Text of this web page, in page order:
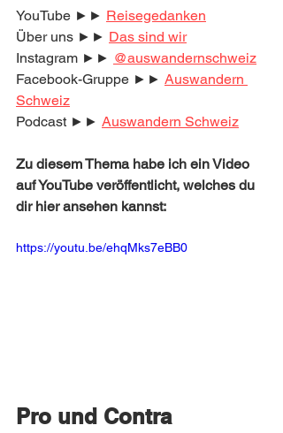
YouTube ►► Reisegedanken
Über uns ►► Das sind wir
Instagram ►► @auswandernschweiz
Facebook-Gruppe ►► Auswandern
Schweiz
Podcast ►► Auswandern Schweiz
Zu diesem Thema habe ich ein Video
auf YouTube veröffentlicht, welches du
dir hier ansehen kannst:
https://youtu.be/ehqMks7eBB0
Pro und Contra